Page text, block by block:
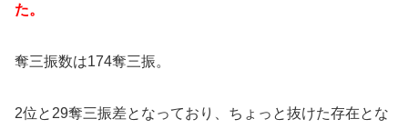
た。
奪三振数は174奪三振。
2位と29奪三振差となっており、ちょっと抜けた存在とな